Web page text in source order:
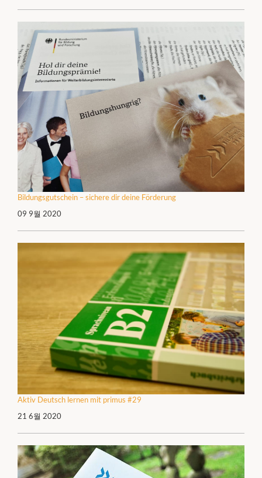
Bildungsgutschein – sichere dir deine Förderung
09 9월 2020
Aktiv Deutsch lernen mit primus #29
21 6월 2020